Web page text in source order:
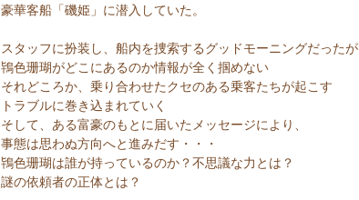
豪華客船「磯姫」に潜入していた。
スタッフに扮装し、船内を捜索するグッドモーニングだったが
鴇色珊瑚がどこにあるのか情報が全く掴めない
それどころか、乗り合わせたクセのある乗客たちが起こす
トラブルに巻き込まれていく
そして、ある富豪のもとに届いたメッセージにより、
事態は思わぬ方向へと進みだす・・・
鴇色珊瑚は誰が持っているのか？不思議な力とは？
謎の依頼者の正体とは？